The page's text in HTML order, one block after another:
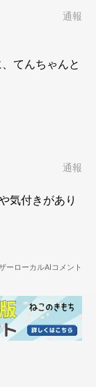
をはって言える
らの連載、本日
読んで、猫って
も思ってくださ